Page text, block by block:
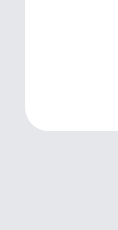
الحكومية الكبرى